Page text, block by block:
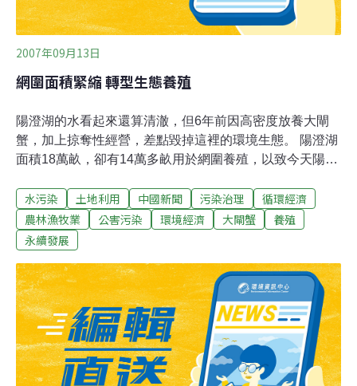
2007年09月13日
網圍面積緊縮 轉型生態養殖
陽澄湖的水看起來還算清澈，但6年前因高密度放養大閘
蟹，加上掠奪性經營，差點毀掉這裡的環境生態。 陽澄湖
面積18萬畝，卻有14萬多畝用於網圍養殖，以致今天陽澄
一天。 今年陽澄湖網圍養殖面積，在當局強力執行下，縮
減為8萬畝，養殖戶也減至2千多戶。陽澄湖暫時舒緩一口
氣。當地政府準備在2010年，把陽澄湖的養殖面積，再壓
縮為3萬5千畝，屆時大閘蟹年產將從目前的2千噸，降為
不足1千噸。為維持生計，養殖戶只能轉型為生態養蟹
業，走精質路線，不但能存活，而且能發揚光大。近年推
動已經得到印證。 一位業者私下說，生態的破壞，讓他們
感到恐怖，而不得不全面配合政策，包括養殖戶開始控制
投餌量，餌料改以鮮活螺螄和本湖區小雜魚和水草為主，
嚴禁投餵海鮮魚等影響水質的外源性餌料。
水污染 土地利用 中國新聞 污染治理
循環經濟
農林漁牧業
公害污染 環境經濟 大閘蟹
養殖
永續發展